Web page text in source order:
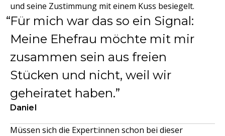
und seine Zustimmung mit einem Kuss besiegelt.
Für mich war das so ein Signal:
Meine Ehefrau möchte mit mir
zusammen sein aus freien
Stücken und nicht, weil wir
geheiratet haben.
Daniel
Müssen sich die Expert:innen schon bei dieser